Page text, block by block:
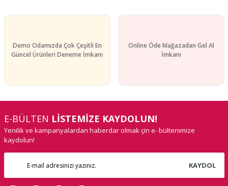
Demo Odamızda Çok Çeşitli En
Güncel Ürünleri Deneme İmkanı
Online Öde Mağazadan Gel Al
İmkanı
E-BÜLTEN LİSTEMİZE KAYDOLUN!
Yenilik ve kampanyalardan haberdar olmak çin e- bültenimize
kaydolun!
KAYDOL